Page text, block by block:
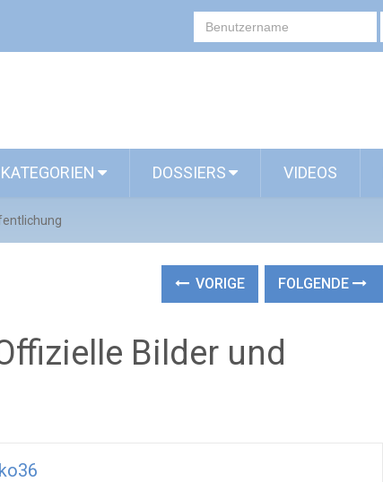
KATEGORIEN DOSSIERS VIDEOS
VORIGE FOLGENDE
Bilder und